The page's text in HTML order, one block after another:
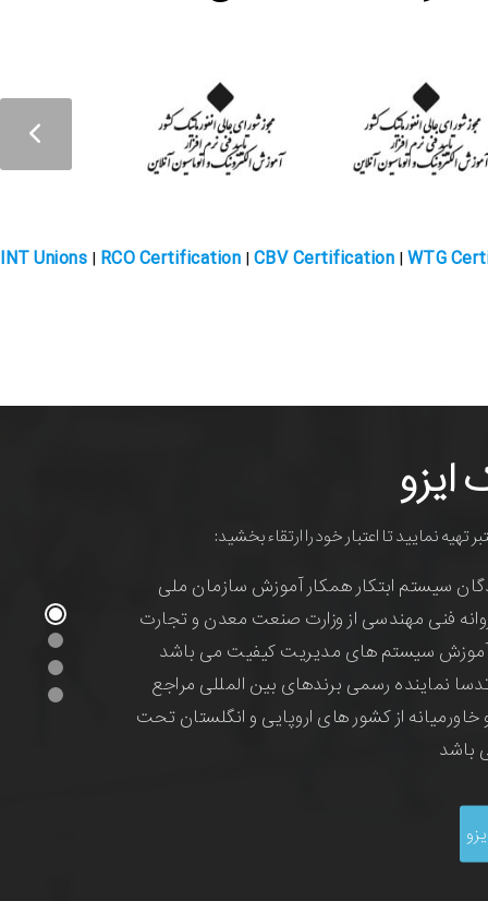
توسعه دهندگان
حرفه ای
در کسب و کار خود هستید مشاور حرفه ای انتخاب
کارشناس هلدینگ توسعه دهندگان از بین دانش
لیسانس و دکترای صنایع و سیستم های
اند و تماما دارای رزومه کار و استقرار و مشاوره
خود هستند، با اطمینان خاطر به دنبال تحول